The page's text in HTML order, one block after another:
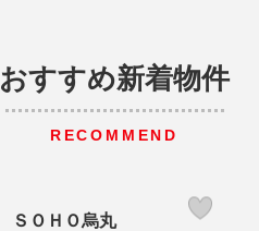
おすすめ新着物件
RECOMMEND
ＳＯＨＯ烏丸